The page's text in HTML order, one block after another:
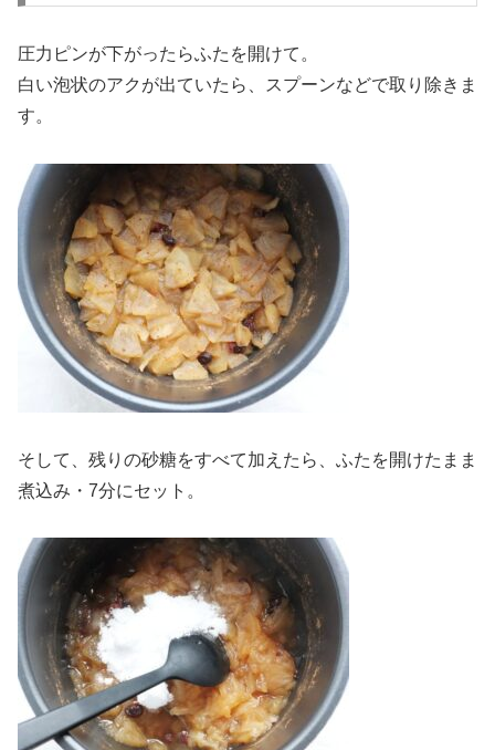
圧力ピンが下がったらふたを開けて。
白い泡状のアクが出ていたら、スプーンなどで取り除きま
す。
そして、残りの砂糖をすべて加えたら、ふたを開けたまま
煮込み・7分にセット。